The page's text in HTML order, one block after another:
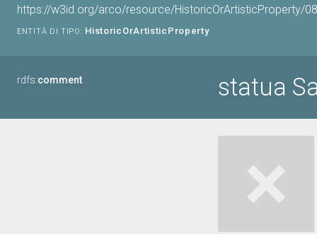
https://w3id.org/arco/resource/HistoricOrArtisticProperty/
ENTITÀ DI TIPO: HistoricOrArtisticProperty
rdfs:comment statua